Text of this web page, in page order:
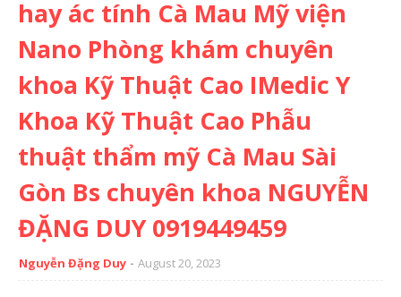
hay ác tính Cà Mau Mỹ viện
Nano Phòng khám chuyên
khoa Kỹ Thuật Cao IMedic Y
Khoa Kỹ Thuật Cao Phẫu
thuật thẩm mỹ Cà Mau Sài
Gòn Bs chuyên khoa NGUYỄN
ĐẶNG DUY 0919449459
Nguyễn Đặng Duy August 20, 2023